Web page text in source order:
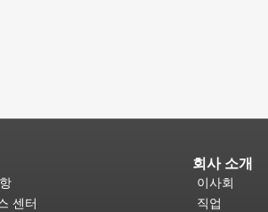
센터
회사 소개
이사회
직업